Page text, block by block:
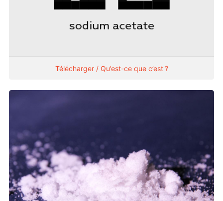
Télécharger / Qu’est-ce que c’est ?